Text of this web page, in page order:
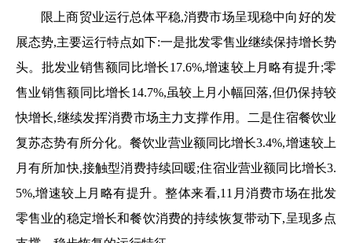
限上商贸业运行总体平稳,消费市场呈现稳中向好的发
展态势,主要运行特点如下:一是批发零售业继续保持增长势
头。批发业销售额同比增长17.6%,增速较上月略有提升;零
售业销售额同比增长14.7%,虽较上月小幅回落,但仍保持较
快增长,继续发挥消费市场主力支撑作用。二是住宿餐饮业
复苏态势有所分化。餐饮业营业额同比增长3.4%,增速较上
月有所加快,接触型消费持续回暖;住宿业营业额同比增长3.
5%,增速较上月略有提升。整体来看,11 月消费市场在批发
零售业的稳定增长和餐饮消费的持续恢复带动下,呈现多点